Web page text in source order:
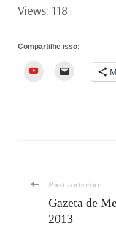
Views: 118
Compartilhe isso:
YouTube
Post anterior
Gazeta de
2013